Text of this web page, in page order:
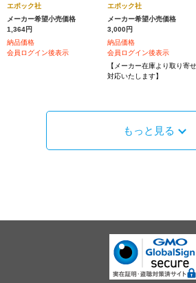
エポック社
メーカー希望小売価格
1,364円
納品価格
会員ログイン後表示
エポック社
メーカー希望小売価格
3,000円
納品価格
会員ログイン後表示
【メーカー在庫より取り寄せ
対応いたします】
もっと見る